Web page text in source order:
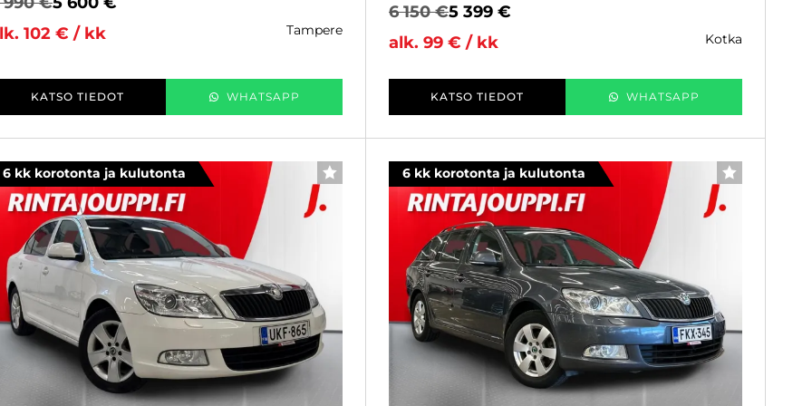
102 € / kk
tampere
KATSO TIEDOT WHATSAPP
6 150 €5 399 €
alk. 99 € / kk
kotka
KATSO TIEDOT WHATSAPP
6 kk korotonta ja kulutonta SUOSIKKI 6 kk korotonta ja kulutonta SUOSIKKI